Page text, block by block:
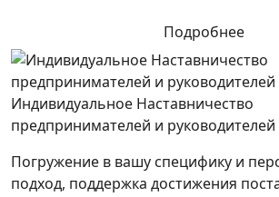
Подробнее
Индивидуальное Наставничество
предпринимателей и
Погружение в вашу специфику и
подход, поддержка достижения